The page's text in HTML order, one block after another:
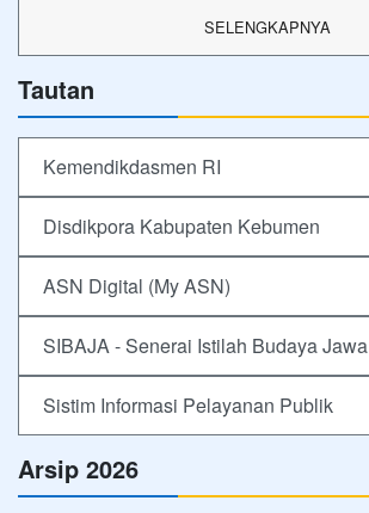
SELENGKAPNYA
Tautan
Kemendikdasmen RI
Disdikpora Kabupaten Kebumen
ASN Digital (My ASN)
SIBAJA - Senerai Istilah Budaya Jawa
Sistim Informasi Pelayanan Publik
Arsip 2026